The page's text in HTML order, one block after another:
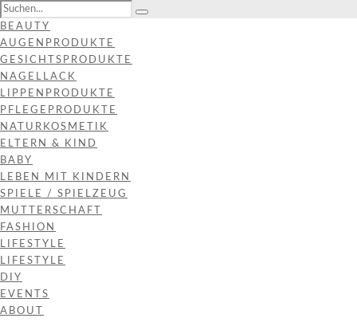
BEAUTY
AUGENPRODUKTE
GESICHTSPRODUKTE
NAGELLACK
LIPPENPRODUKTE
PFLEGEPRODUKTE
NATURKOSMETIK
ELTERN & KIND
BABY
LEBEN MIT KINDERN
SPIELE / SPIELZEUG
MUTTERSCHAFT
FASHION
LIFESTYLE
LIFESTYLE
DIY
EVENTS
ABOUT